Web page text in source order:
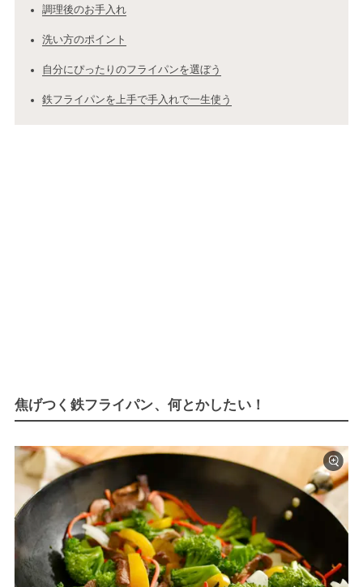
調理後のお手入れ
洗い方のポイント
自分にぴったりのフライパンを選ぼう
鉄フライパンを上手で手入れで一生使う
焦げつく鉄フライパン、何とかしたい！